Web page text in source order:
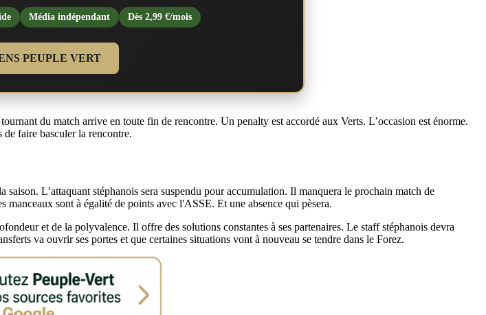
Média indépendant Dès 2,99 €/mois
PEUPLE VERT
du match arrive en toute fin de rencontre. Un penalty est accordé aux Verts. L’occasion est énorme.
faire basculer la rencontre.
saison. L’attaquant stéphanois sera suspendu pour accumulation. Il manquera le prochain match de
sont à égalité de points avec l'ASSE. Et une absence qui pèsera.
et de la polyvalence. Il offre des solutions constantes à ses partenaires. Le staff stéphanois devra
va ouvrir ses portes et que certaines situations vont à nouveau se tendre dans le Forez.